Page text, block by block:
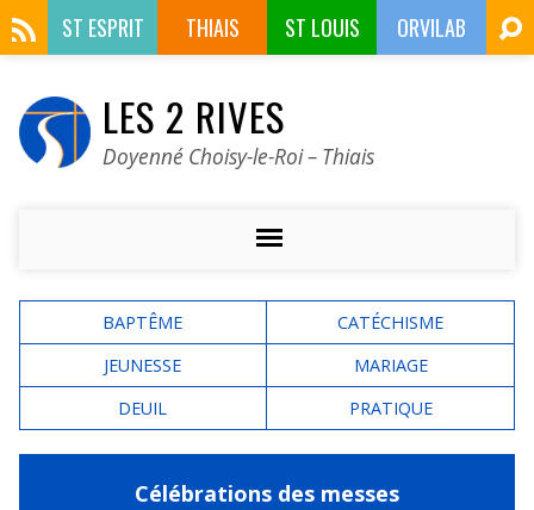
ST ESPRIT THIAIS ST LOUIS ORVILAB
LES 2 RIVES
Doyenné Choisy-le-Roi – Thiais
BAPTÊME
CATÉCHISME
JEUNESSE
MARIAGE
DEUIL
PRATIQUE
Célébrations des messes